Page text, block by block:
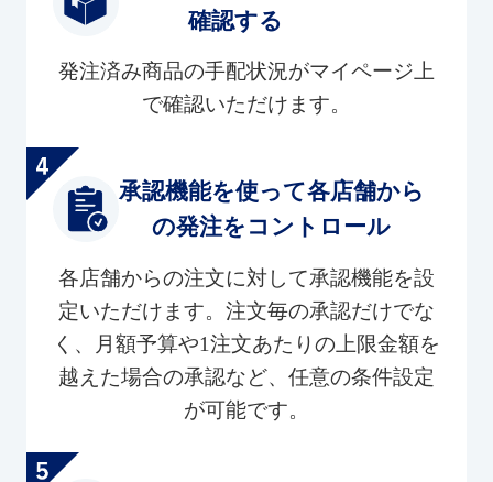
確認する
発注済み商品の手配状況がマイページ上
で確認いただけます。
承認機能を使って各店舗から
の発注をコントロール
各店舗からの注文に対して承認機能を設
定いただけます。注文毎の承認だけでな
く、月額予算や1注文あたりの上限金額を
越えた場合の承認など、任意の条件設定
が可能です。